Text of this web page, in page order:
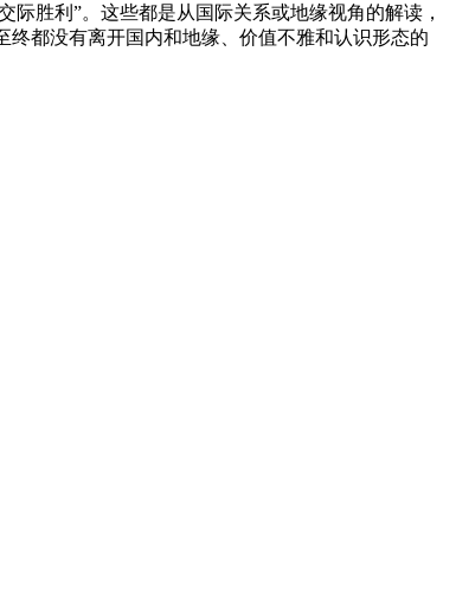
胜利”。这些都是从国际关系或地缘视角的解读，
都没有离开国内和地缘、价值不雅和认识形态的